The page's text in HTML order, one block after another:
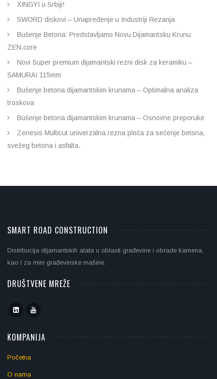
XINGYI u Srbiji!
SWORD diskovi – Unapređenje u Industriji Rezanja
Bušenje Betona: Predstavljamo Novu Dijamantsku Krunu
ZEN.core
Novi Super premium dijamantski rezni disk za keramiku –
SAMURAI 115mm
Bušenje betona dijamantskim krunama – Optimalna analiza
troskova
Bušenje betona dijamantskim krunama – Osnovne preporuke
Zenesis Multicut univerzalna rezna ploča za sečenje betona,
svežeg betona i asfalta.
SMART ROAD CONSTRUCTION
Distribucija dijamantskih alata u oblasti građevine i obrade kamena,
kao i za mini građevinske mašine.
DRUŠTVENE MREŽE
KOMPANIJA
Početna
O nama